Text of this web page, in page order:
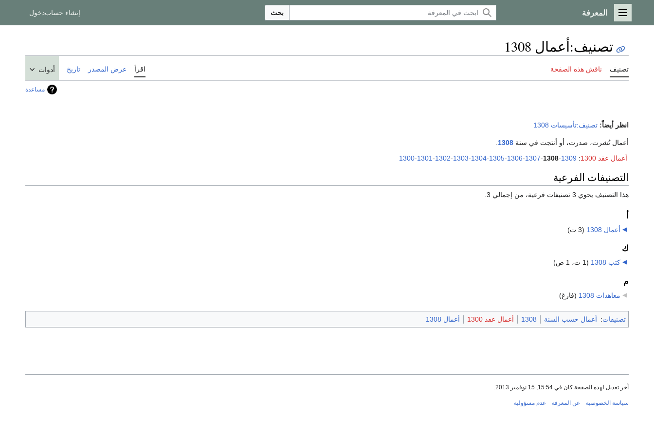
القائمة الرئيسية
المعرفة بحث إنشاء حسابدخول
تصنيف:أعمال 1308
تصنيف ناقش هذه الصفحة اقرأ عرض المصدر تاريخ أدوات
مساعدة
انظر أيضاً: تصنيف:تأسيسات 1308
أعمال نُشرت، صدرت، أو أنتجت في سنة 1308
أعمال عقد 1300
:
1300-1301-1302-1303-1304-1305-1306-1307-1308-1309
التصنيفات الفرعية
هذا التصنيف يحوي 3 تصنيفات فرعية، من إجمالي 3.
أعمال 1308 (3 ت)
ك
كتب 1308 (1 ت، 1 ص)
م
معاهدات 1308 (فارغ)
تصنيفات: أعمال حسب السنة 1308 أعمال عقد 1300 أعمال 1308
آخر تعديل لهذه الصفحة كان في 15:54, 15 نوفمبر 2013.
سياسة الخصوصية عن المعرفة عدم مسؤولية